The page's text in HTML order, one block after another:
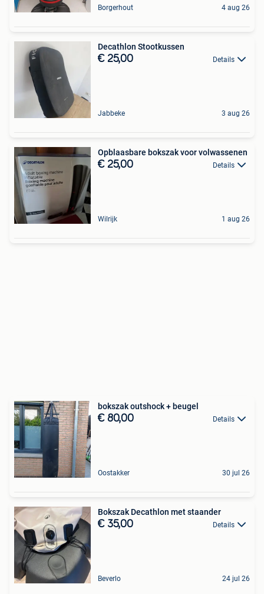
Borgerhout 4 aug 26
Decathlon Stootkussen
€ 25,00 Details
Jabbeke 3 aug 26
Opblaasbare bokszak voor volwassenen
€ 25,00 Details
Wilrijk 1 aug 26
bokszak outshock + beugel
€ 80,00 Details
Oostakker 30 jul 26
Bokszak Decathlon met staander
€ 35,00 Details
Beverlo 24 jul 26